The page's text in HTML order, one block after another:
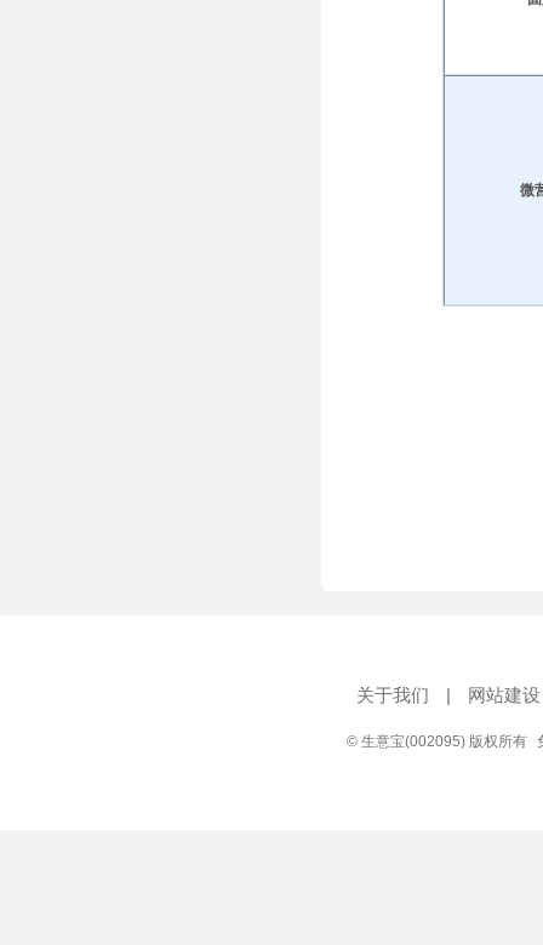
关于我们 | 网站建设
© 生意宝(002095) 版权所有